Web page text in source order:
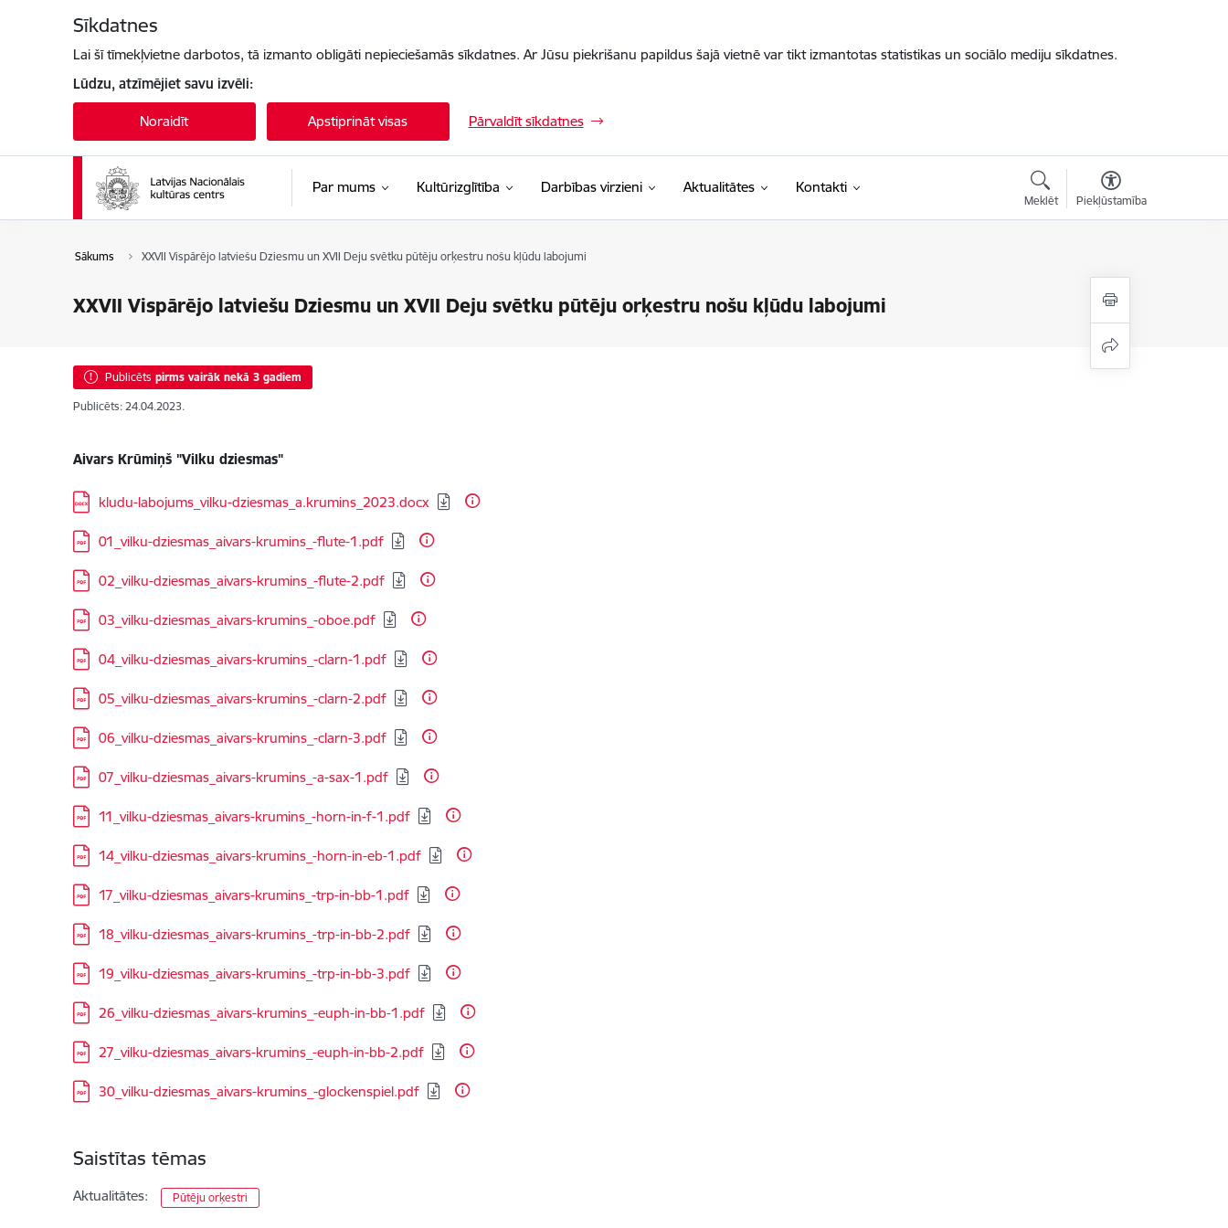
Sīkdatnes
Lai šī tīmekļvietne darbotos, tā izmanto obligāti nepieciešamās sīkdatnes. Ar Jūsu piekrišanu papildus šajā vietnē var tikt izmantotas statistikas un sociālo mediju sīkdatnes.
Lūdzu, atzīmējiet savu izvēli:
Noraidīt Apstiprināt visas Pārvaldīt sīkdatnes
Par mums Kultūrizglītība Darbības virzieni Aktualitātes Kontakti
Meklēt Piekļūstamība
Sākums XXVII Vispārējo latviešu Dziesmu un XVII Deju svētku pūtēju orķestru nošu kļūdu labojumi
XXVII Vispārējo latviešu Dziesmu un XVII Deju svētku pūtēju orķestru nošu kļūdu labojumi
Publicēts pirms vairāk nekā 3 gadiem
Publicēts: 24.04.2023.
Aivars Krūmiņš "Vilku dziesmas"
Lejupielādēt:
kludu-labojums_vilku-dziesmas_a.krumins_2023.docx
Lejupielādēt:
01_vilku-dziesmas_aivars-krumins_-flute-1.pdf
Lejupielādēt:
02_vilku-dziesmas_aivars-krumins_-flute-2.pdf
Lejupielādēt:
03_vilku-dziesmas_aivars-krumins_-oboe.pdf
Lejupielādēt:
04_vilku-dziesmas_aivars-krumins_-clarn-1.pdf
Lejupielādēt:
05_vilku-dziesmas_aivars-krumins_-clarn-2.pdf
Lejupielādēt:
06_vilku-dziesmas_aivars-krumins_-clarn-3.pdf
Lejupielādēt:
07_vilku-dziesmas_aivars-krumins_-a-sax-1.pdf
Lejupielādēt:
11_vilku-dziesmas_aivars-krumins_-horn-in-f-1.pdf
Lejupielādēt:
14_vilku-dziesmas_aivars-krumins_-horn-in-eb-1.pdf
Lejupielādēt:
17_vilku-dziesmas_aivars-krumins_-trp-in-bb-1.pdf
Lejupielādēt:
18_vilku-dziesmas_aivars-krumins_-trp-in-bb-2.pdf
Lejupielādēt:
19_vilku-dziesmas_aivars-krumins_-trp-in-bb-3.pdf
Lejupielādēt:
26_vilku-dziesmas_aivars-krumins_-euph-in-bb-1.pdf
Lejupielādēt:
27_vilku-dziesmas_aivars-krumins_-euph-in-bb-2.pdf
Lejupielādēt:
30_vilku-dziesmas_aivars-krumins_-glockenspiel.pdf
Saistītas tēmas
Aktualitātes: Pūtēju orķestri